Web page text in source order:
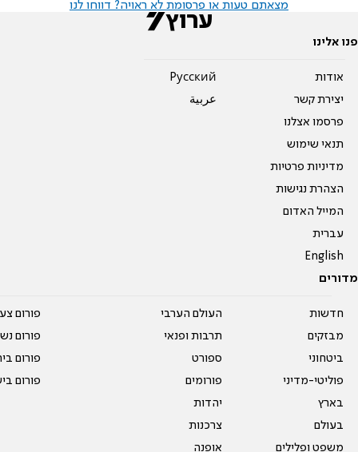
מצאתם טעות או פרסומת לא ראויה? דווחו לנו
פנו אלינו
אודות
יצירת קשר
פרסמו אצלנו
תנאי שימוש
מדיניות פרטיות
הצהרת נגישות
המייל האדום
עברית
English
Pусский
عربية
מדורים
חדשות
מבזקים
ביטחוני
פוליטי-מדיני
בארץ
בעולם
משפט ופלילים
העולם הערבי
תרבות ופנאי
ספורט
פורומים
יהדות
צרכנות
אופנה
פורום
פורום
פורום
פורום